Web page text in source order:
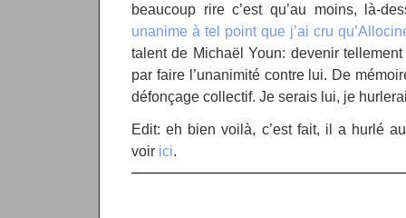
beaucoup rire c’est qu’au moins, là-
unanime à tel point que j’ai cru
talent de Michaël Youn: devenir
par faire l’unanimité contre lui. De
défonçage collectif. Je serais lui, je
Edit: eh bien voilà, c’est fait, il a hurlé
voir ici.